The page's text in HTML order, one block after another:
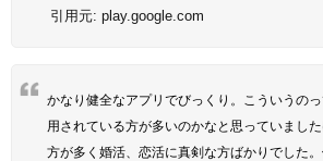
引用元: play.google.com
かなり健全なアプリでびっくり。こういうの
用されている方が多いのかなと思っていまし
方が多く婚活、恋活に真剣な方ばかりでした